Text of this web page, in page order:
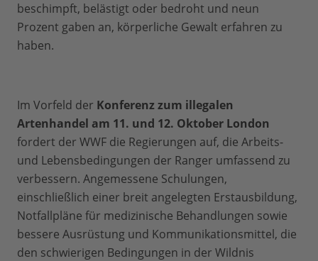
beschimpft, belästigt oder bedroht und neun
Prozent gaben an, körperliche Gewalt erfahren zu
haben.
Im Vorfeld der Konferenz zum illegalen
Artenhandel am 11. und 12. Oktober London
fordert der WWF die Regierungen auf, die Arbeits-
und Lebensbedingungen der Ranger umfassend zu
verbessern. Angemessene Schulungen,
einschließlich einer breit angelegten Erstausbildung,
Notfallpläne für medizinische Behandlungen sowie
bessere Ausrüstung und Kommunikationsmittel, die
den schwierigen Bedingungen in der Wildnis